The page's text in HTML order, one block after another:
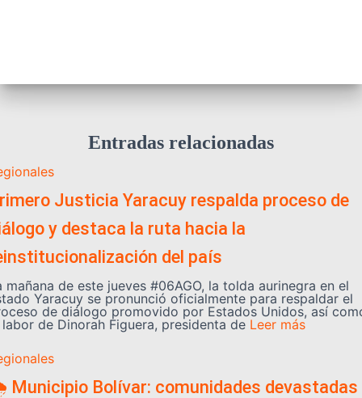
Entradas relacionadas
Justicia Yaracuy respalda proceso de
y destaca la ruta hacia la
del país
mañana de este jueves #06AGO, la tolda aurinegra en el
Yaracuy se pronunció oficialmente para respaldar el
de diálogo promovido por Estados Unidos, así
de Dinorah Figuera, presidenta de Leer más
Bolívar: comunidades devastadas